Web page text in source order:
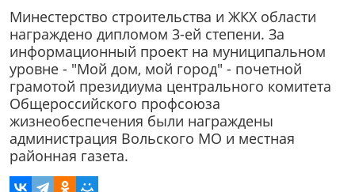
Минестерство строительства и ЖКХ области
награждено дипломом 3-ей степени. За
информационный проект на муниципальном
уровне - "Мой дом, мой город" - почетной
грамотой президиума центрального комитета
Общероссийского профсоюза
жизнеобеспечения были награждены
администрация Вольского МО и местная
районная газета.